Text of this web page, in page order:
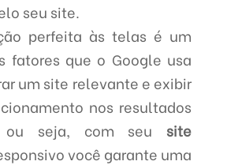
seu site.
perfeita às telas é um
fatores que o Google usa
um site relevante e exibir
nos resultados
ou seja, com seu site
você garante uma